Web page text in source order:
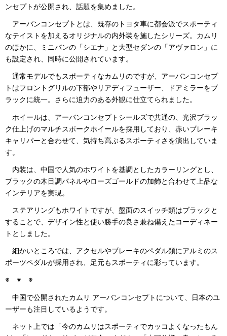
ンセプトが公開され、話題を集めました。
アーバンコンセプトとは、既存のトヨタ車に都会派でスポーティ
なテイストを加えるオリジナルの内外装を施したシリーズ。カムリ
のほかに、ミニバンの「シエナ」と大型セダンの「アヴァロン」に
も設定され、同時に公開されています。
通常モデルでもスポーティなカムリのですが、アーバンコンセプ
トはフロントグリルの下部やリアディフューザー、ドアミラーをブ
ラックに統一。さらに迫力のある外観に仕立てられました。
ホイールは、アーバンコンセプトシールズで共通の、光沢ブラッ
ク仕上げのマルチスポークホイールを採用しており、赤いブレーキ
キャリパーと合わせて、気持ち高ぶるスポーティさを演出していま
す。
内装は、中国で人気のホワイトを基調としたカラーリングとし、
ブラックの木目調パネルやローズゴールドの加飾と合わせて上品な
インテリアを実現。
ステアリングもホワイトですが、盤面のスイッチ類はブラックと
することで、デザイン性と使い勝手の良さ兼ね備えたコーディネー
トとしました。
細かいところでは、アクセルやブレーキのペダル類にアルミのス
ポーツペダルが採用され、足元もスポーティに彩っています。
※ ※ ※
中国で公開されたカムリ アーバンコンセプトについて、日本のユ
ーザーも注目しているようです。
ネット上では「今のカムリはスポーティでカッコよくなったもん